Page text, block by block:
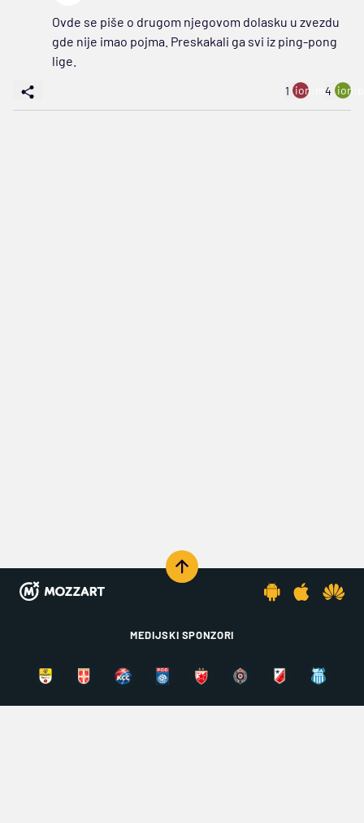
Ovde se piše o drugom njegovom dolasku u zvezdu
gde nije imao pojma. Preskakali ga svi iz ping-pong
lige.
1 ion:minus
4
KOMENTARIŠI
MEDIJSKI SPONZORI